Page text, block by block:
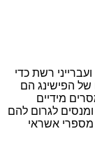
רשת כדי
של הפישינג הם
מידיים
לגרום להם
אשראי